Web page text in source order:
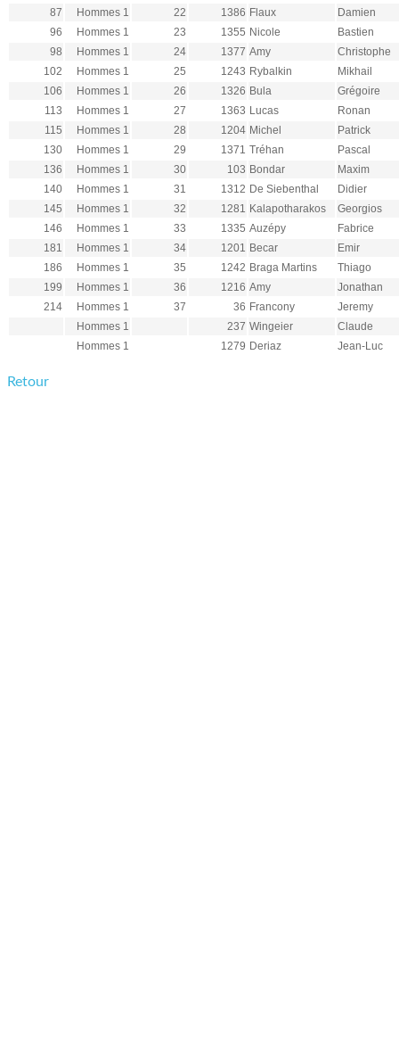
87
Hommes 1 22 1386 Flaux
Damien
96
Hommes 1 23 1355 Nicole
Bastien
98
Hommes 1 24 1377 Amy
Christophe
102
Hommes 1 25 1243 Rybalkin
Mikhail
106
Hommes 1 26 1326 Bula
Grégoire
113
Hommes 1 27 1363 Lucas
Ronan
115
Hommes 1 28 1204 Michel
Patrick
130
Hommes 1 29 1371 Tréhan
Pascal
136
Hommes 1 30 103 Bondar
Maxim
140
Hommes 1 31 1312 De Siebenthal
Didier
145
Hommes 1 32 1281 Kalapotharakos
Georgios
146
Hommes 1 33 1335 Auzépy
Fabrice
181
Hommes 1 34 1201 Becar
Emir
186
Hommes 1 35 1242 Braga Martins
Thiago
199
Hommes 1 36 1216 Amy
Jonathan
214
Hommes 1 37 36 Francony
Jeremy
Hommes 1
237 Wingeier
Claude
Hommes 1
1279 Deriaz Jean-Luc
Retour